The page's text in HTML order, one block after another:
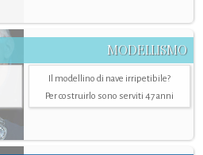
MODELLISMO
Il modellino di nave irripetibile?
Per costruirlo sono serviti 47 anni